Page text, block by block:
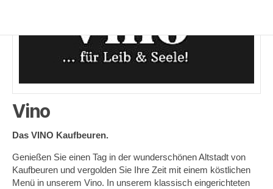
Vino
Das VINO Kaufbeuren.
Genießen Sie einen Tag in der wunderschönen Altstadt von
Kaufbeuren und vergolden Sie Ihre Zeit mit einem köstlichen
Menü in unserem Vino. In unserem klassisch eingerichteten